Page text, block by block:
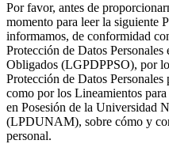
Por favor, antes de
momento para leer la siguiente
informamos, de conformidad
Protección de Datos Personales
Obligados (LGPDPPSO), por
Protección de Datos
como por los Lineamientos
en Posesión de la Universidad
(LPDUNAM), sobre cómo y
personal.